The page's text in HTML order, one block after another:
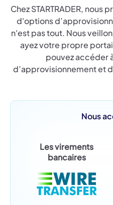
Chez STARTRADER,
d'options
n'est pas tout. Nous
ayez votre propre
pouvez accéder
d’approvisionnement et
Nous
Les virements
bancaires